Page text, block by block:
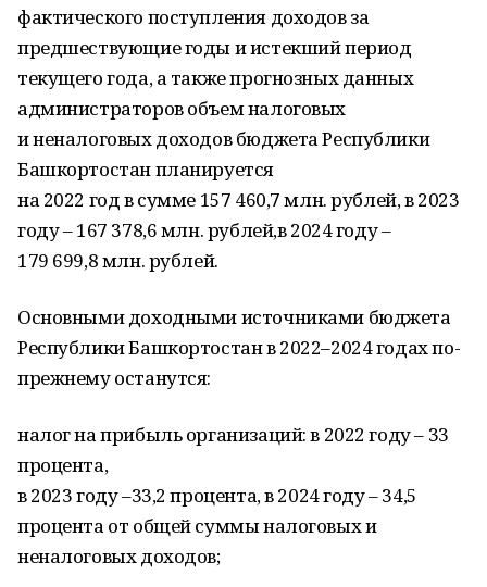
фактического поступления доходов за
предшествующие годы и истекший период
текущего года, а также прогнозных данных
администраторов объем налоговых
и неналоговых доходов бюджета Республики
Башкортостан планируется
на 2022 год в сумме 157 460,7 млн. рублей, в 2023
году – 167 378,6 млн. рублей,в 2024 году –
179 699,8 млн. рублей.
Основными доходными источниками бюджета
Республики Башкортостан в 2022–2024 годах по-
прежнему останутся:
налог на прибыль организаций: в 2022 году – 33
процента,
в 2023 году –33,2 процента, в 2024 году – 34,5
процента от общей суммы налоговых и
неналоговых доходов;